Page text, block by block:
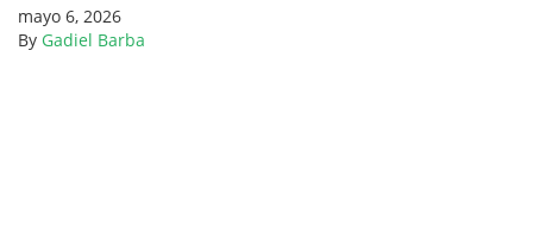
mayo 6, 2026
By Gadiel Barba